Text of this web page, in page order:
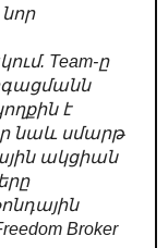
Team-ը
է
նաև սմարթ
ակցիան
Broker